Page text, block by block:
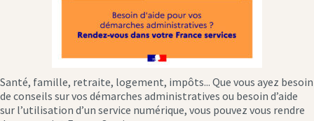
Santé, famille, retraite, logement, impôts... Que vous ayez besoin
de conseils sur vos démarches administratives ou besoin d’aide
sur l’utilisation d’un service numérique, vous pouvez vous rendre